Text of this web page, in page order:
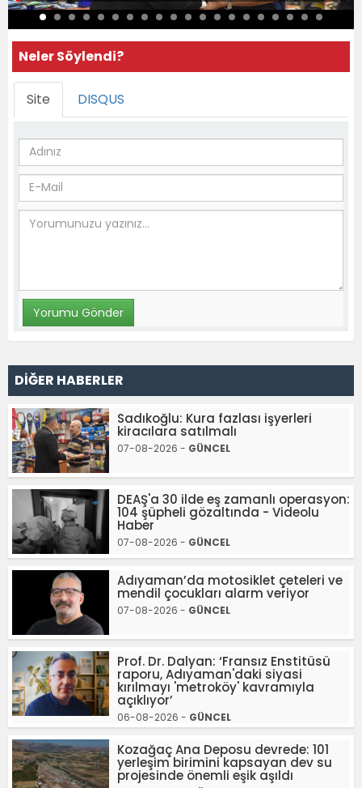
Neler Söylendi?
Site DISQUS
DİĞER HABERLER
Sadıkoğlu: Kura fazlası işyerleri
kiracılara satılmalı
07-08-2026 - GÜNCEL
DEAŞ'a 30 ilde eş zamanlı operasyon:
104 şüpheli gözaltında - Videolu
Haber
07-08-2026 - GÜNCEL
Adıyaman’da motosiklet çeteleri ve
mendil çocukları alarm veriyor
07-08-2026 - GÜNCEL
Prof. Dr. Dalyan: ‘Fransız Enstitüsü
raporu, Adıyaman'daki siyasi
kırılmayı 'metroköy' kavramıyla
açıklıyor’
06-08-2026 - GÜNCEL
Kozağaç Ana Deposu devrede: 101
yerleşim birimini kapsayan dev su
projesinde önemli eşik aşıldı